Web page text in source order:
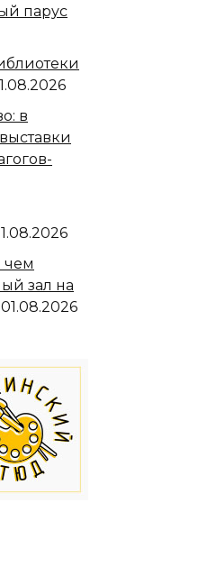
парус
в
чем
зал на
01.08.2026